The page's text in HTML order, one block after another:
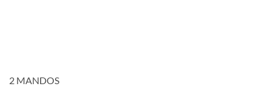
2 MANDOS